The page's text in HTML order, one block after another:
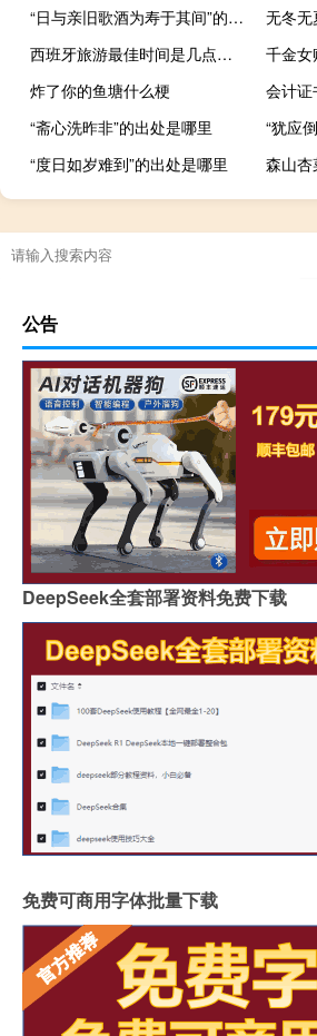
“日与亲旧歌酒为寿于其间”的出处是哪里
无冬无
西班牙旅游最佳时间是几点（西班牙旅游最佳时间）
炸了你的鱼塘什么梗
会计证
“斋心洗昨非”的出处是哪里
“犹应
“度日如岁难到”的出处是哪里
森山
公告
DeepSeek全套部署资料免费下载
免费可商用字体批量下载